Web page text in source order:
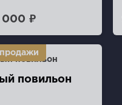
000 ₽
повильон